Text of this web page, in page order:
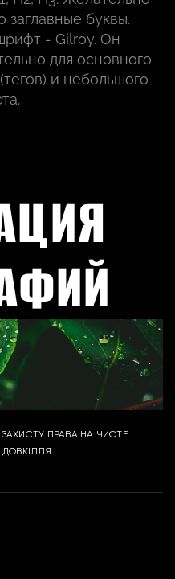
заглавные буквы.
- Gilroy. Он
для основного
и небольшого
ЗАХИСТУ ПРАВА НА ЧИСТЕ
ДОВКІЛЛЯ